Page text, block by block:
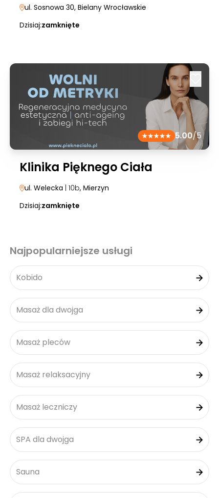
ul. Sosnowa 30, Bielany Wrocławskie
Dzisiaj:zamknięte
5.00/5
Klinika Pięknego Ciała
ul. Welecka | 10b, Mierzyn
Dzisiaj:zamknięte
Najpopularniejsze usługi
Kobido
Masaż dla dwojga
Masaż pleców
Masaż relaksacyjny
Masaż leczniczy
SPA dla dwojga
Sauna